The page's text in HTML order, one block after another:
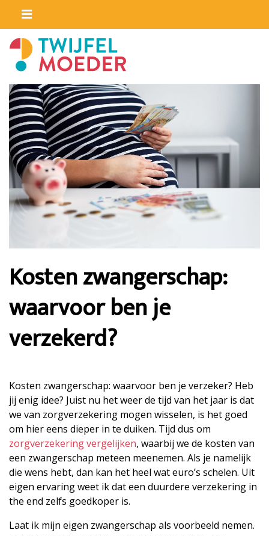
Kosten zwangerschap:
waarvoor ben je
verzekerd?
Kosten zwangerschap: waarvoor ben je verzeker? Heb
jij enig idee? Juist nu het weer de tijd van het jaar is dat
we van zorgverzekering mogen wisselen, is het goed
om hier eens dieper in te duiken. Tijd dus om
zorgverzekering vergelijken, waarbij we de kosten van
een zwangerschap meteen meenemen. Als je namelijk
die wens hebt, dan kan het heel wat euro’s schelen. Uit
eigen ervaring weet ik dat een duurdere verzekering in
the end zelfs goedkoper is.
Laat ik mijn eigen zwangerschap als voorbeeld nemen.